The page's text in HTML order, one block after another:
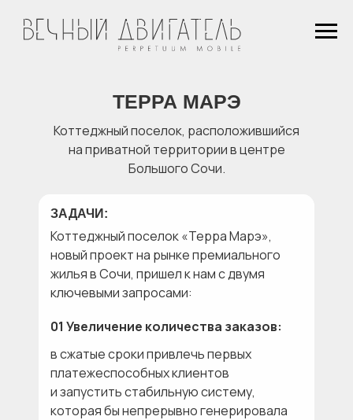
01 Увеличение количества заказов:
в сжатые сроки привлечь первых
платежеспособных клиентов
и запустить стабильную систему,
которая бы непрерывно генерировала
Коттеджный поселок «Терра Марэ»,
новый проект на рынке премиального
жилья в Сочи, пришел к нам с двумя
ключевыми запросами:
ЗАДАЧИ:
ТЕРРА МАРЭ
Коттеджный поселок, расположившийся
на приватной территории в центре
Большого Cочи.